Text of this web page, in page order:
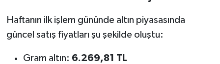
Haftanın ilk işlem gününde altın piyasasında
güncel satış fiyatları şu şekilde oluştu:
Gram altın: 6.269,81 TL